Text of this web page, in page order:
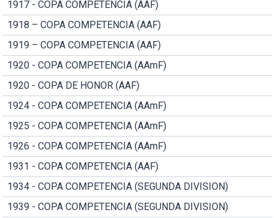
1917 - COPA COMPETENCIA (AAF)
1918 – COPA COMPETENCIA (AAF)
1919 – COPA COMPETENCIA (AAF)
1920 - COPA COMPETENCIA (AAmF)
1920 - COPA DE HONOR (AAF)
1924 - COPA COMPETENCIA (AAmF)
1925 - COPA COMPETENCIA (AAmF)
1926 - COPA COMPETENCIA (AAmF)
1931 - COPA COMPETENCIA (AAF)
1934 - COPA COMPETENCIA (SEGUNDA DIVISION)
1939 - COPA COMPETENCIA (SEGUNDA DIVISION)